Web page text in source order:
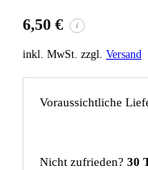
6,50 € i
inkl. MwSt. zzgl. Versand
Voraussichtliche
Nicht zufrieden? 30